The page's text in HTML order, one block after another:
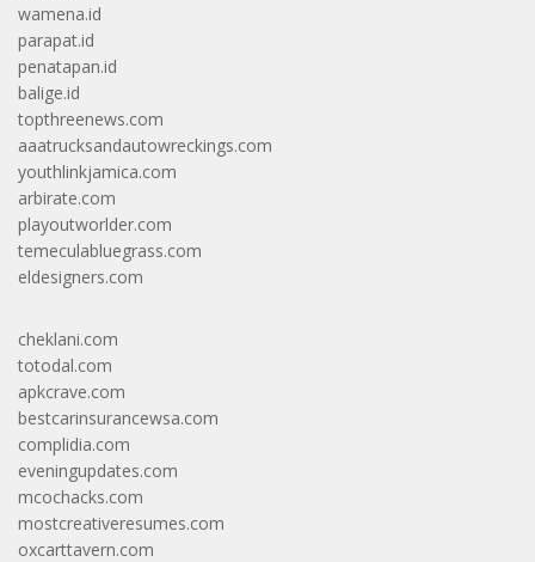
wamena.id
parapat.id
penatapan.id
balige.id
topthreenews.com
aaatrucksandautowreckings.com
youthlinkjamica.com
arbirate.com
playoutworlder.com
temeculabluegrass.com
eldesigners.com
cheklani.com
totodal.com
apkcrave.com
bestcarinsurancewsa.com
complidia.com
eveningupdates.com
mcochacks.com
mostcreativeresumes.com
oxcarttavern.com